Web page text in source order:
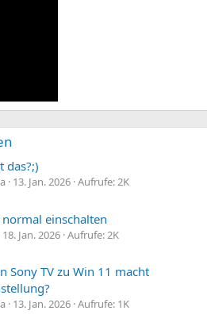
das?;)
13. Jan. 2026 Aufrufe: 2K
einschalten
18. Jan. 2026 Aufrufe: 2K
Sony TV zu Win 11 macht
13. Jan. 2026 Aufrufe: 1K